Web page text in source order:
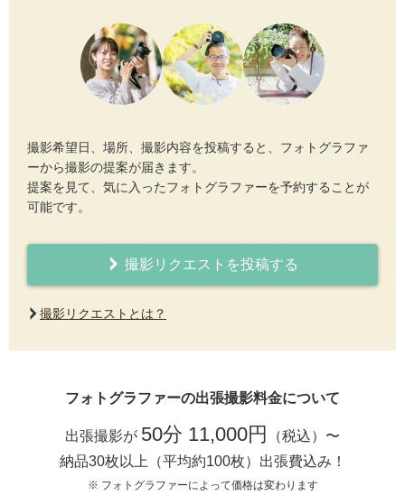
撮影希望日、場所、撮影内容を投稿すると、フォトグラファ
ーから撮影の提案が届きます。
提案を見て、気に入ったフォトグラファーを予約することが
可能です。
撮影リクエストを投稿する
撮影リクエストとは？
フォトグラファーの出張撮影料金について
出張撮影が 50分 11,000円
（税込）〜
納品30枚以上（平均約100枚）出張費込み！
※ フォトグラファーによって価格は変わります